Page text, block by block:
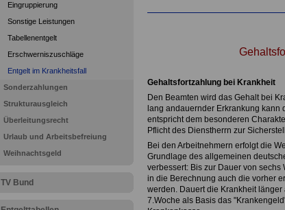
Eingruppierung
Sonstige Leistungen
Tabellenentgelt
Erschwerniszuschläge
Entgelt im Krankheitsfall
Sonderzahlungen
Strukturausgleich
Überleitungsrecht
Urlaub und Arbeitsbefreiung
Weihnachtsgeld
TV Bund
Gehaltsfortzahlung bei Krankheit
Den Beamten wird das Gehalt bei
lang andauernder Erkrankung
entspricht dem besonderen
Pflicht des Dienstherrn zur
Bei den Arbeitnehmern erfolgt die
Grundlage des allgemeinen
verbessert: Bis zur Dauer von
in die Berechnung auch die vorher
werden. Dauert die Krankheit
7.Woche als Basis das